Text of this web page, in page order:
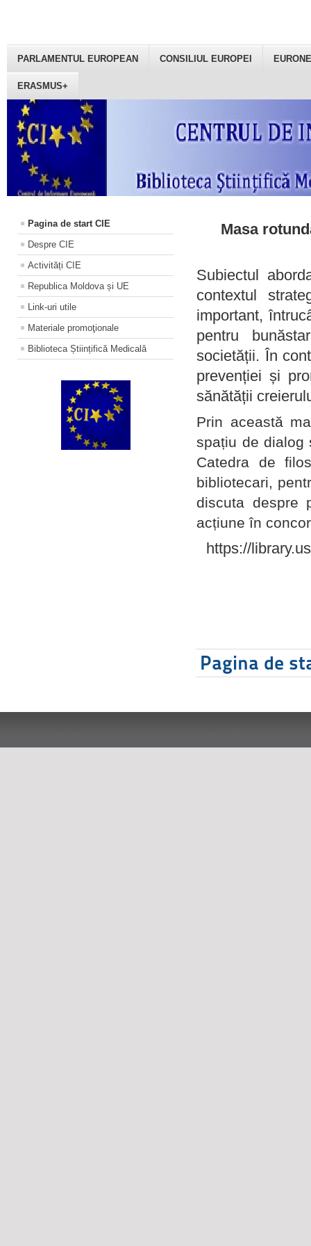
PARLAMENTUL EUROPEAN CONSILIUL EUROPEI
ERASMUS+
Pagina de start CIE
Despre CIE
Activități CIE
Republica Moldova și UE
Link-uri utile
Materiale promoţionale
Biblioteca Științifică Medicală
Masa
Subiectul
contextul
important,
pentru
societății. În
prevenției și
sănătății
Prin această
spațiu de dialog
Catedra de
bibliotecari,
discuta despre
acțiune în
https://
Pagina de